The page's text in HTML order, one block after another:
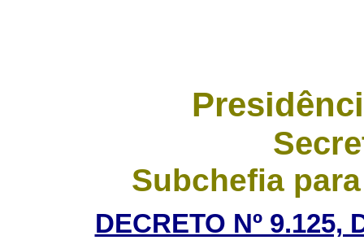
Subchefia
DECRETO Nº 9.125,